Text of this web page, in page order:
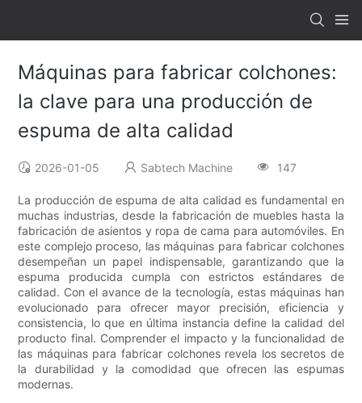
Máquinas para fabricar colchones:
la clave para una producción de
espuma de alta calidad
2026-01-05 Sabtech Machine 147
La producción de espuma de alta calidad es fundamental en
muchas industrias, desde la fabricación de muebles hasta la
fabricación de asientos y ropa de cama para automóviles. En
este complejo proceso, las máquinas para fabricar colchones
desempeñan un papel indispensable, garantizando que la
espuma producida cumpla con estrictos estándares de
calidad. Con el avance de la tecnología, estas máquinas han
evolucionado para ofrecer mayor precisión, eficiencia y
consistencia, lo que en última instancia define la calidad del
producto final. Comprender el impacto y la funcionalidad de
las máquinas para fabricar colchones revela los secretos de
la durabilidad y la comodidad que ofrecen las espumas
modernas.